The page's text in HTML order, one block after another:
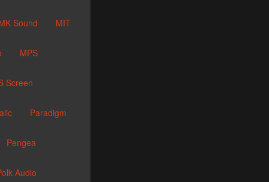
Sound MIT
MPS
Screen
Paradigm
Pengea
Audio